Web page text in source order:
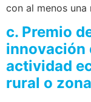
con al menos una
c. Premio
innovación
actividad
rural o